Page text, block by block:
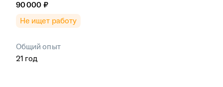
90 000 ₽
Не ищет работу
Общий опыт
21 год